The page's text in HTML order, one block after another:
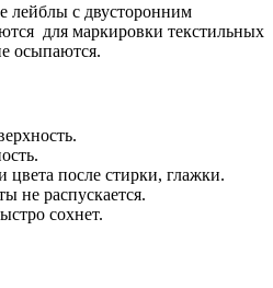
лейблы с двусторонним
для маркировки текстильных
осыпаются.
цвета после стирки, глажки.
не распускается.
сохнет.